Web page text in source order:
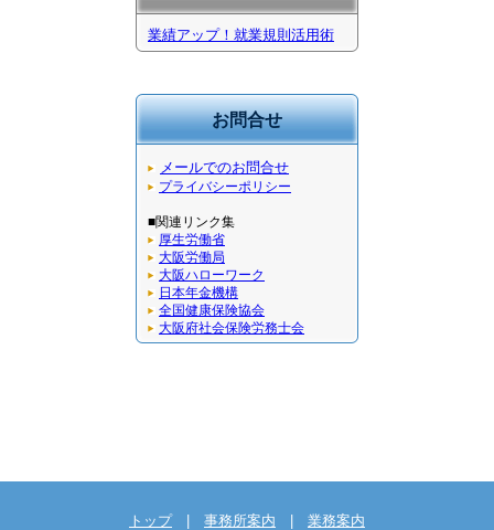
業績アップ！就業規則活用術
お問合せ
メールでのお問合せ
プライバシーポリシー
■関連リンク集
厚生労働省
大阪労働局
大阪ハローワーク
日本年金機構
全国健康保険協会
大阪府社会保険労務士会
トップ| 事務所案内 業務案内